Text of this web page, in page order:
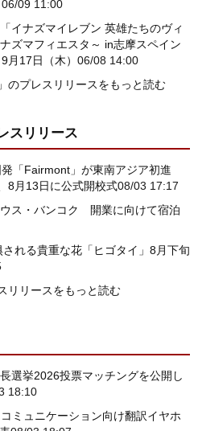
06/09 11:00
イナズマイレブン 英雄たちのヴィ
ズマフィエスタ～ in志摩スペイン
月17日（木） 06/08 14:00
のプレスリリースをもっと読む
スリリース
「Fairmont」が東南アジア初進
8月13日に公式開校式08/03 17:17
ス・バンコク 開業に向けて宿泊
れる貴重な花「ヒゴタイ」8月下旬
リリースをもっと読む
選挙2026投票マッチングを公開し
18:10
ミュニケーション向け翻訳イヤホ